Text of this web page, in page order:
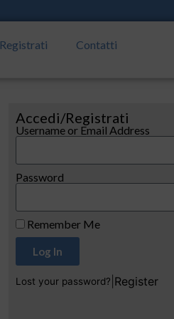
Registrati Contatti
Accedi/Registrati
Username or Email Address
Password
Remember Me
Log In
Lost your password? Register